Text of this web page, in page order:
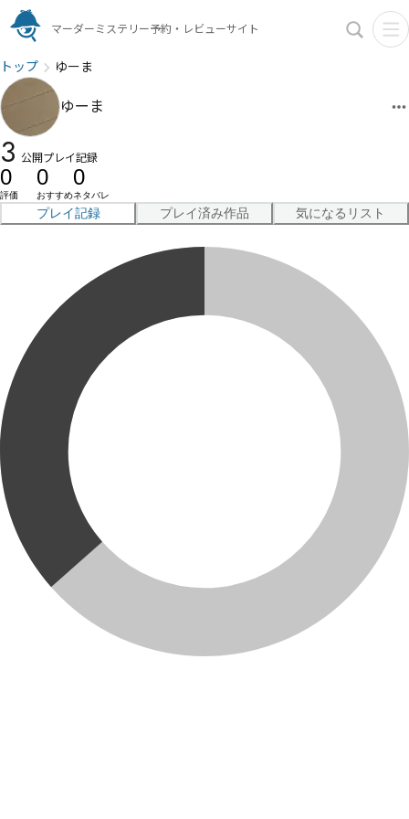
マーダーミステリー予約・レビューサイト
トップ ゆーま
ゆーま
3 公開プレイ記録
0
評価
0
おすすめ
0
ネタバレ
プレイ記録 プレイ済み作品 気になるリスト